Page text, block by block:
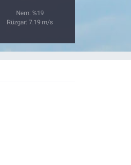
Nem: %19
Rüzgar: 7.19 m/s